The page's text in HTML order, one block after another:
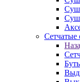
Сетчатые